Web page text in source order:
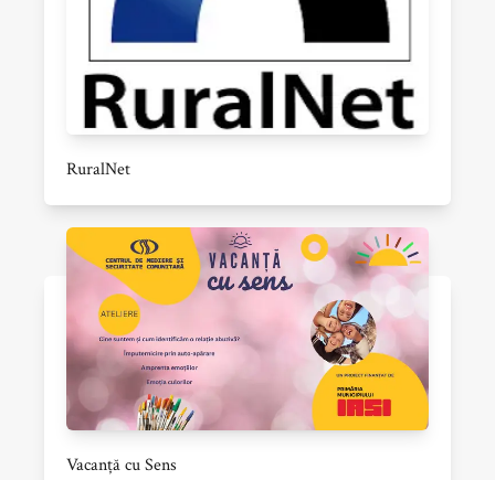
RuralNet
Vacanță cu Sens